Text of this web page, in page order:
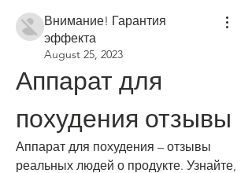
Внимание! Гарантия
эффекта
August 25, 2023
Аппарат для
похудения отзывы
Аппарат для похудения – отзывы
реальных людей о продукте. Узнайте,